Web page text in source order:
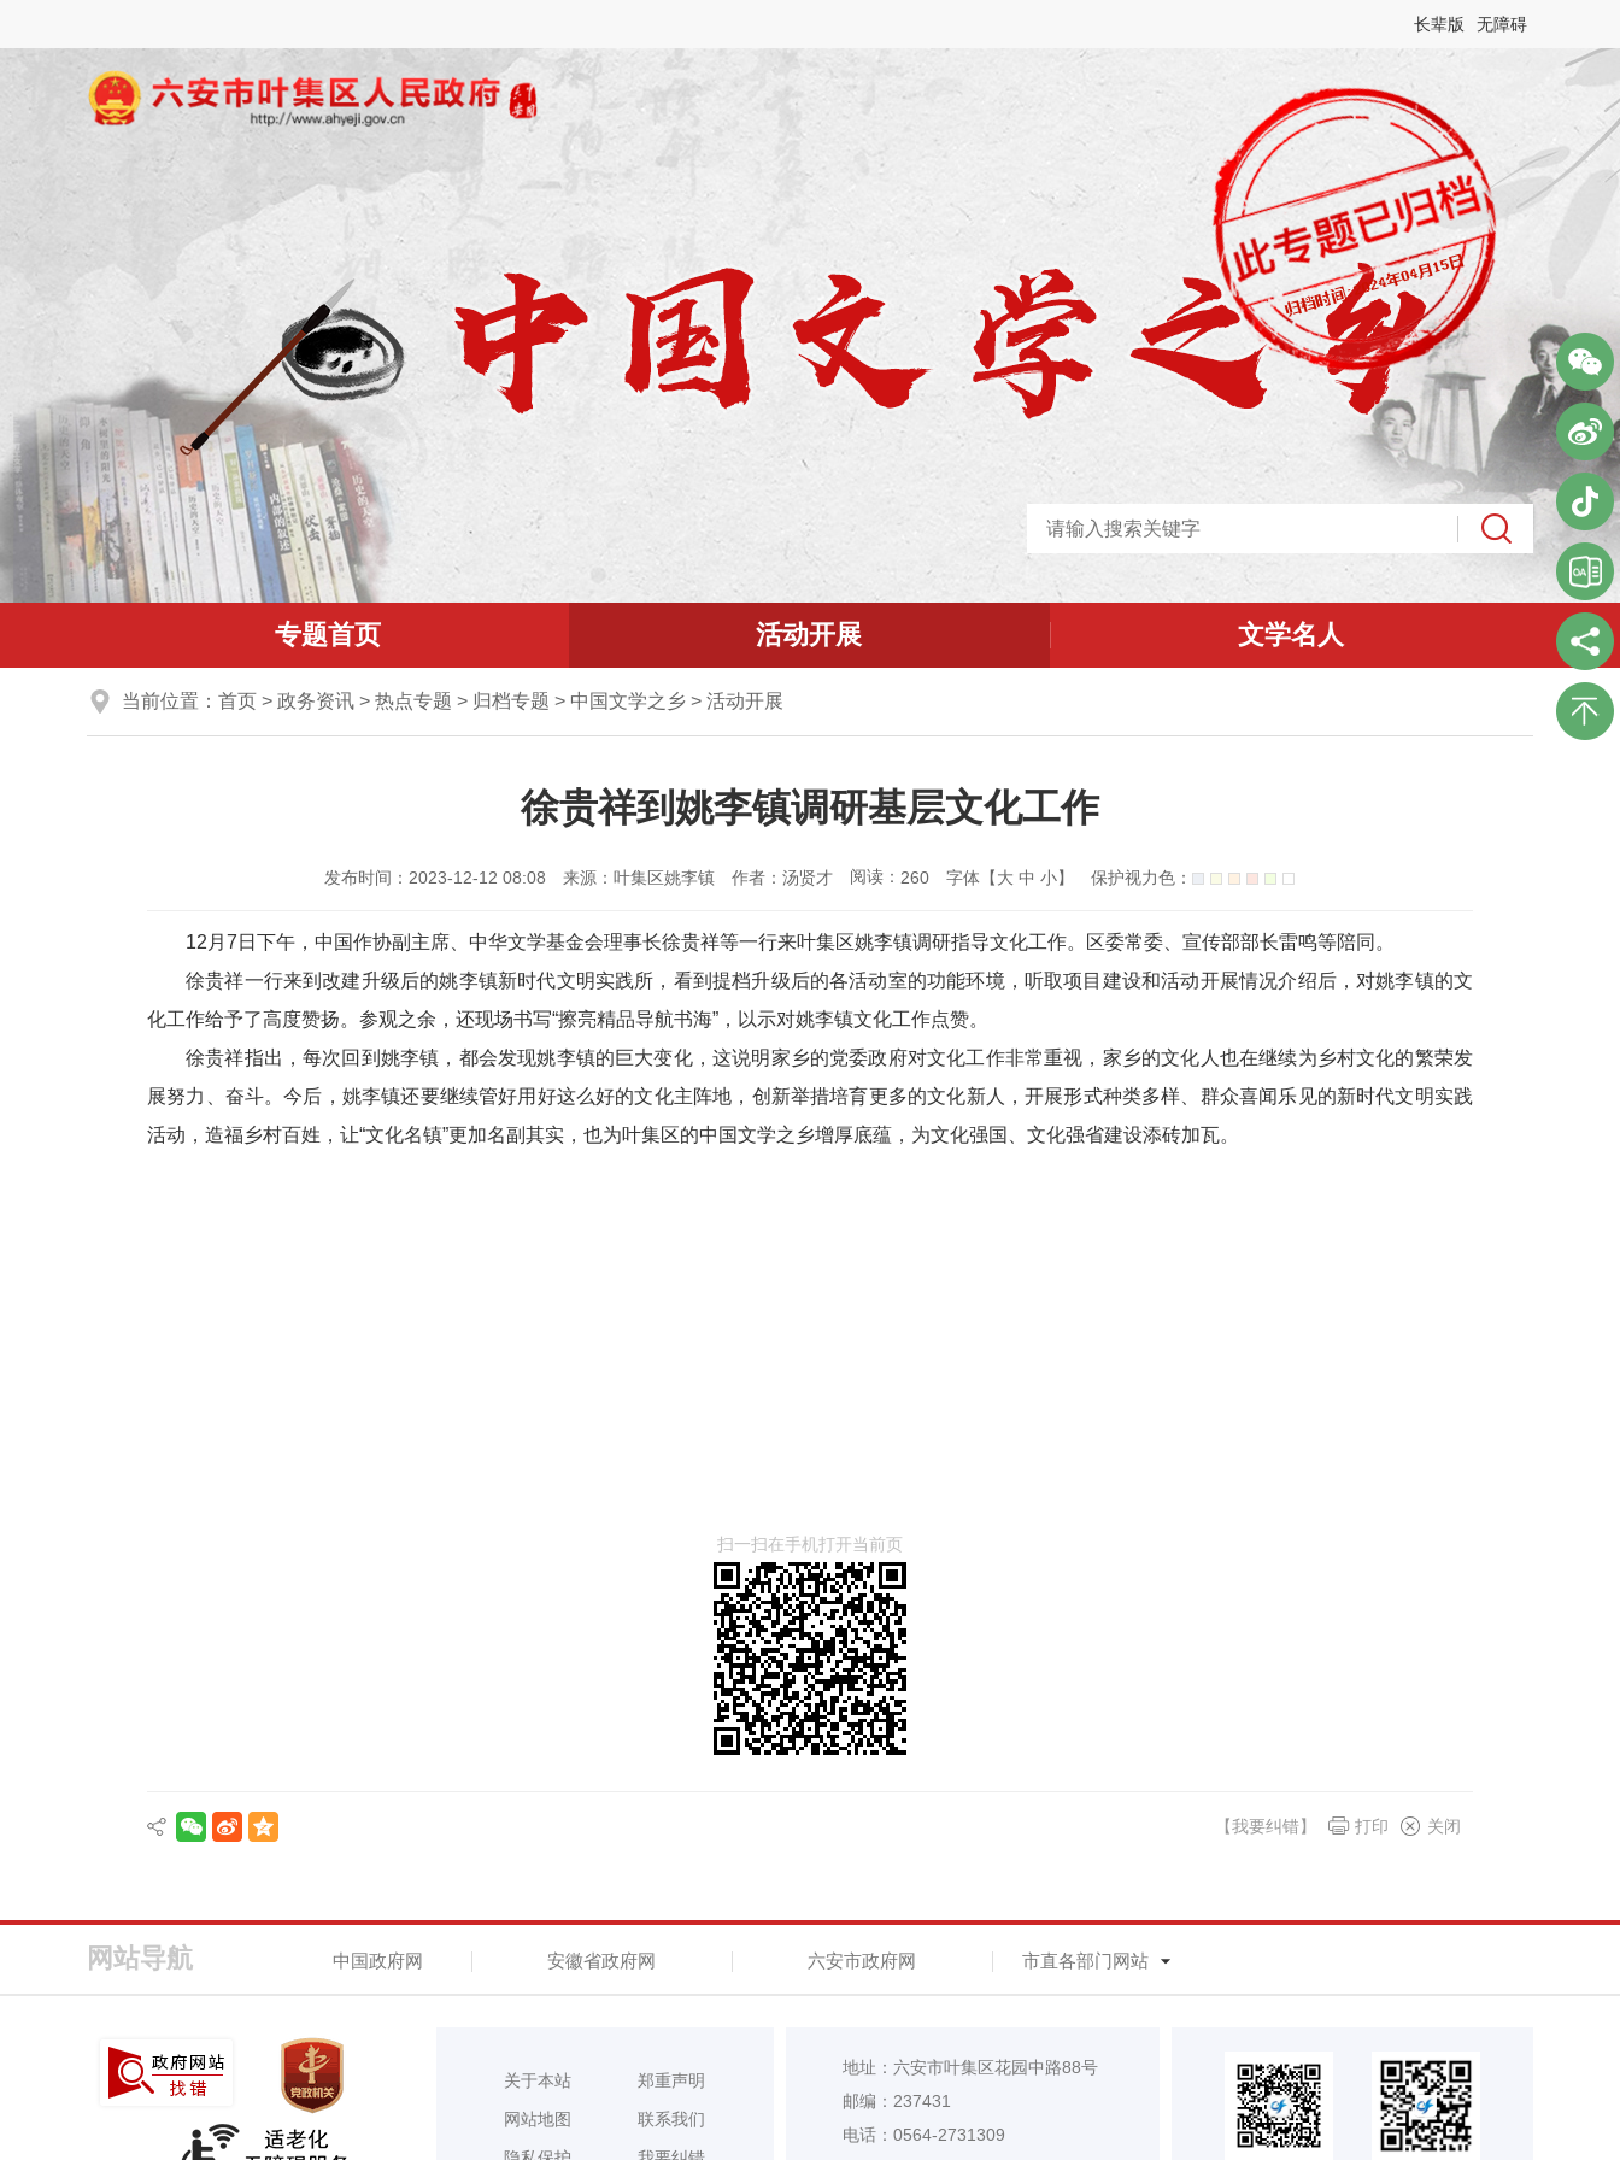
长辈版 无障碍
专题首页 活动开展 文学名人
当前位置： 首页 > 政务资讯 > 热点专题 > 归档专题 > 中国文学之乡 > 活动开展
徐贵祥到姚李镇调研基层文化工作
发布时间：2023-12-12 08:08 来源：叶集区姚李镇 作者：汤贤才 阅读： 260 字体【大 中 小】 保护视力色：
12月7日下午，中国作协副主席、中华文学基金会理事长徐贵祥等一行来叶集区姚李镇调研指导文化工作。区委常委、宣传部部长雷鸣等陪同。
徐贵祥一行来到改建升级后的姚李镇新时代文明实践所，看到提档升级后的各活动室的功能环境，听取项目建设和活动开展情况介绍后，对姚李镇的文
化工作给予了高度赞扬。参观之余，还现场书写“擦亮精品导航书海”，以示对姚李镇文化工作点赞。
徐贵祥指出，每次回到姚李镇，都会发现姚李镇的巨大变化，这说明家乡的党委政府对文化工作非常重视，家乡的文化人也在继续为乡村文化的繁荣发
展努力、奋斗。今后，姚李镇还要继续管好用好这么好的文化主阵地，创新举措培育更多的文化新人，开展形式种类多样、群众喜闻乐见的新时代文明实践
活动，造福乡村百姓，让“文化名镇”更加名副其实，也为叶集区的中国文学之乡增厚底蕴，为文化强国、文化强省建设添砖加瓦。
扫一扫在手机打开当前页
【我要纠错】 打印 关闭
网站导航 中国政府网 安徽省政府网 六安市政府网 市直各部门网站
关于本站
郑重声明
网站地图
联系我们
地址：六安市叶集区花园中路88号
邮编：237431
电话：0564-2731309